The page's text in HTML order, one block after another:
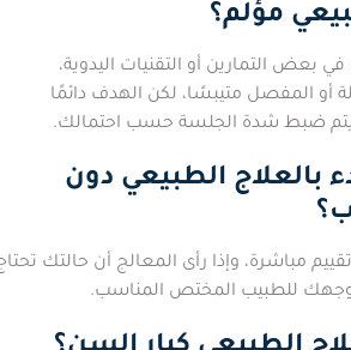
مؤلم؟
بعض التمارين أو التقنيات اليدوية،
أو المفصل متيبسًا، لكن الهدف دائمًا
ويتم ضبط شدة الجلسة حسب احتمالك.
بالعلاج الطبيعي دون
مباشرة، وإذا رأى المعالج أن حالتك
للطبيب المختص المناسب.